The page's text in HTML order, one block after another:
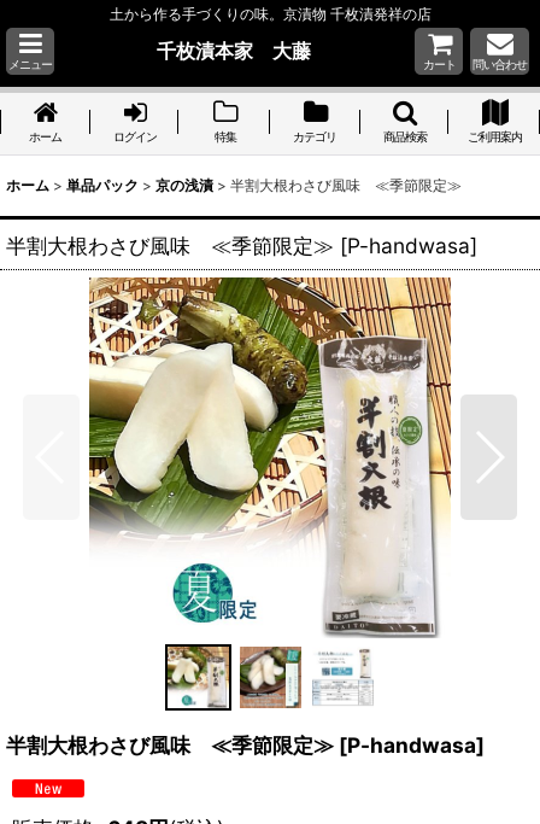
土から作る手づくりの味。京漬物 千枚漬発祥の店
メニュー
千枚漬本家 大藤
カート 問い合わせ
ホーム ログイン 特集 カテゴリ 商品検索 ご利用案内
ホーム > 単品パック > 京の浅漬 > 半割大根わさび風味 ≪季節限定≫
半割大根わさび風味 ≪季節限定≫ [P-handwasa]
半割大根わさび風味 ≪季節限定≫ [P-handwasa]